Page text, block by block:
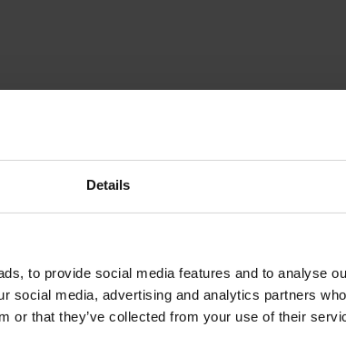
Details
to provide social media features and to analyse
social media, advertising and analytics partners
or that they’ve collected from your use of their